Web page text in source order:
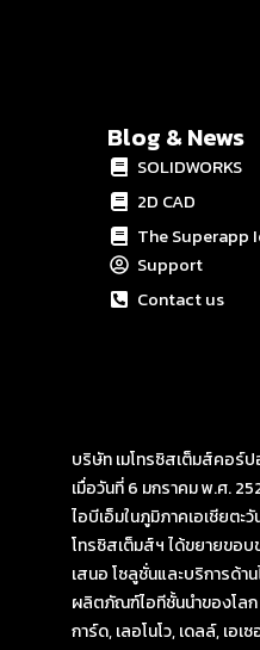
Blog & News
SOLIDWORKS
2D CAD
The Superapp
Support
Contact us
บริษัท เมโทรซิสเต็มส์คอร์
เมื่อวันที่ 6 มกราคม พ.ศ.
ไอบีเอ็มในภูมิภาคเอเชียตะ
โทรซิสเต็มส์ฯ ได้ขยายขอบ
เสนอ โซลูชั่นและบริการด้
ผลิตภัณฑ์ไอทีชั้นนำของโล
การ์ด, เลอโนโว, เดลล์, เอ